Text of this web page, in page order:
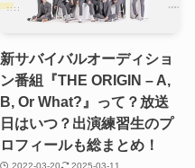
新サバイバルオーディショ
ン番組『THE ORIGIN – A,
B, Or What?』って？放送
日はいつ？出演練習生のプ
ロフィールも総まとめ！